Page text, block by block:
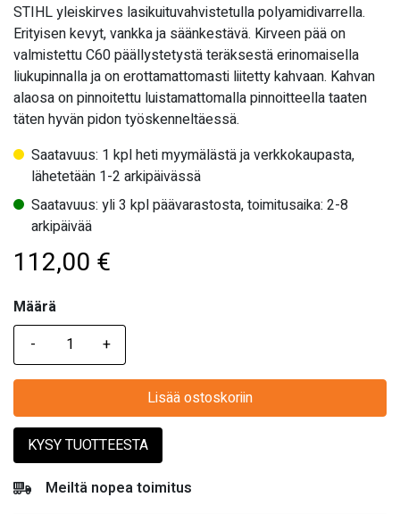
STIHL yleiskirves lasikuituvahvistetulla polyamidivarrella.
Erityisen kevyt, vankka ja säänkestävä. Kirveen pää on
valmistettu C60 päällystetystä teräksestä erinomaisella
liukupinnalla ja on erottamattomasti liitetty kahvaan. Kahvan
alaosa on pinnoitettu luistamattomalla pinnoitteella taaten
täten hyvän pidon työskenneltäessä.
Saatavuus: 1 kpl heti myymälästä ja verkkokaupasta,
lähetetään 1-2 arkipäivässä
Saatavuus: yli 3 kpl päävarastosta, toimitusaika: 2-8
arkipäivää
112,00 €
Määrä
Määrä
Lisää ostoskoriin
KYSY TUOTTEESTA
Meiltä nopea toimitus